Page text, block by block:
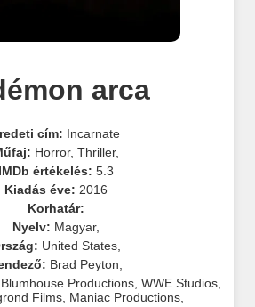
arca
cím: Incarnate
Horror, Thriller,
IMDb értékelés: 5.3
Kiadás éve: 2016
Korhatár:
Nyelv: Magyar,
United States,
Brad Peyton
Blumhouse Productions, WWE Studios,
Films Maniac Productions